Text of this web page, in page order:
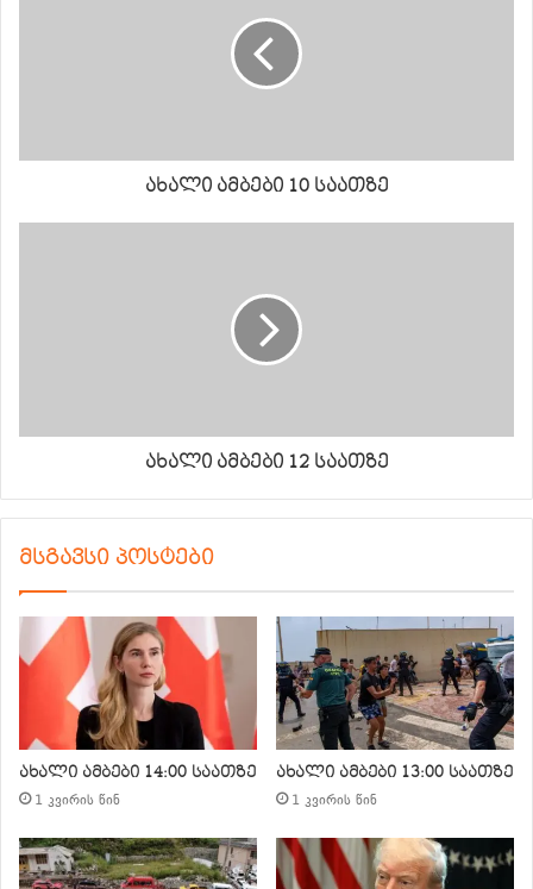
ახალი ამბები 10 საათზე
ახალი ამბები 12 საათზე
მსგავსი პოსტები
ახალი ამბები 14:00 საათზე
1 კვირის წინ
ახალი ამბები 13:00 საათზე
1 კვირის წინ